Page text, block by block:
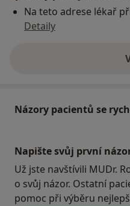
Na teto adrese lékař
Detaily
Názory pacientů se
Napište svůj první
Už jste navštívili MUDr.
o svůj názor. Ostatní
pomoc při výběru